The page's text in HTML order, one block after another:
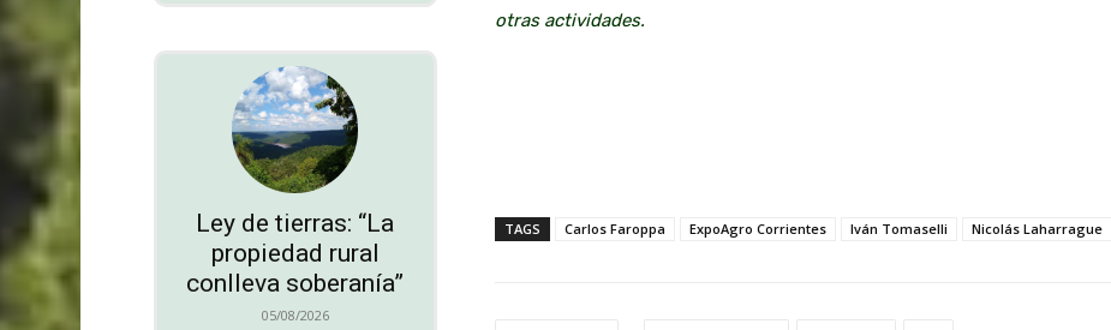
Ley de tierras: “La
propiedad rural
conlleva soberanía”
05/08/2026
otras actividades.
TAGS Carlos Faroppa ExpoAgro Corrientes Iván Tomaselli Nicolás Laharrague